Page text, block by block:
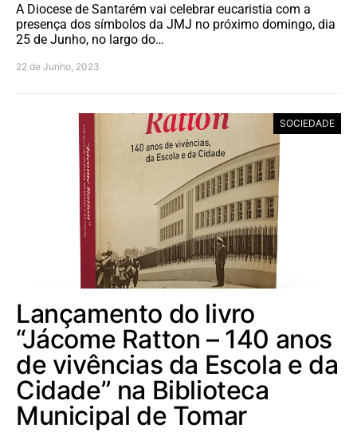
A Diocese de Santarém vai celebrar eucaristia com a
presença dos símbolos da JMJ no próximo domingo, dia
25 de Junho, no largo do…
22 de Junho, 2023
SOCIEDADE
Lançamento do livro
“Jácome Ratton – 140 anos
de vivências da Escola e da
Cidade” na Biblioteca
Municipal de Tomar